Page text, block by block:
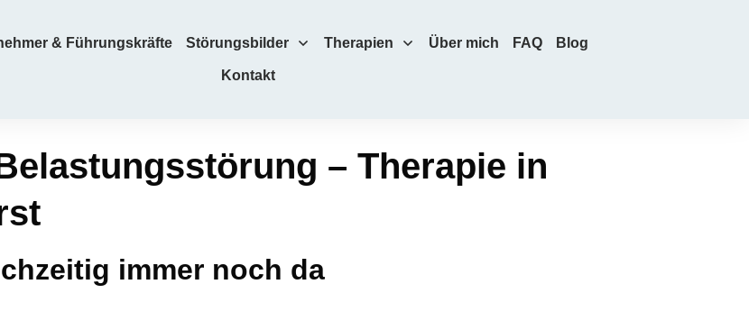
& Führungskräfte Störungsbilder Therapien Über mich FAQ Blog
Kontakt
– Therapie in
immer noch da